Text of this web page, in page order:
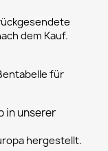
dem Kauf.
für
in unserer
hergestellt.